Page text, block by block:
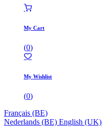
My Cart
(0)
My Wishlist
(0)
Français (BE)
Nederlands (BE) English (UK)